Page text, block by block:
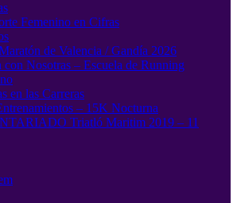
Femenino en Cifras
de Valencia / Gandía 2026
con Nosotras – Escuela de Running
en las Carreras
– 15K Nocturna
Triatló Maritim 2019 – 11